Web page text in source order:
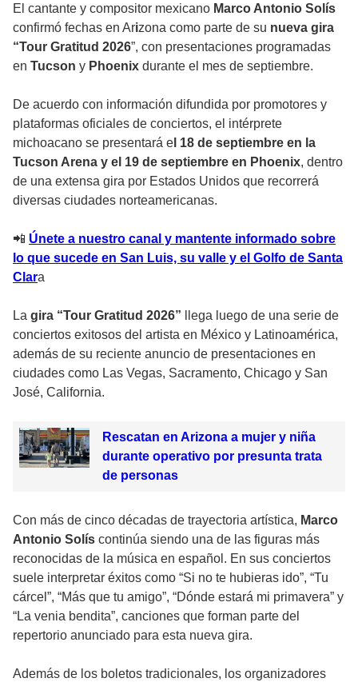
El cantante y compositor mexicano Marco Antonio Solís
confirmó fechas en Arizona como parte de su nueva gira
“Tour Gratitud 2026”, con presentaciones programadas
en Tucson y Phoenix durante el mes de septiembre.
De acuerdo con información difundida por promotores y
plataformas oficiales de conciertos, el intérprete
michoacano se presentará e l 18 de septiembre en la
Tucson Arena y el 19 de septiembre en Phoenix, dentro
de una extensa gira por Estados Unidos que recorrerá
diversas ciudades norteamericanas.
📲 Únete a nuestro canal y mantente informado sobre
lo que sucede en San Luis, su valle y el Golfo de Santa
Clara
La gira “Tour Gratitud 2026”
llega luego de una serie de
conciertos exitosos del artista en México y Latinoamérica,
además de su reciente anuncio de presentaciones en
ciudades como Las Vegas, Sacramento, Chicago y San
José, California.
Rescatan en Arizona a mujer y niña
durante operativo por presunta trata
de personas
Con más de cinco décadas de trayectoria artística, Marco
Antonio Solís continúa siendo una de las figuras más
reconocidas de la música en español. En sus conciertos
suele interpretar éxitos como “Si no te hubieras ido”, “Tu
cárcel”, “Más que tu amigo”, “Dónde estará mi primavera” y
“La venia bendita”, canciones que forman parte del
repertorio anunciado para esta nueva gira.
Además de los boletos tradicionales, los organizadores